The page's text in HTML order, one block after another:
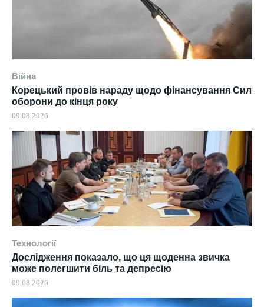
Війна
Корецький провів нараду щодо фінансування Сил
оборони до кінця року
09.08.2026
Технології
Дослідження показало, що ця щоденна звичка
може полегшити біль та депресію
09.08.2026